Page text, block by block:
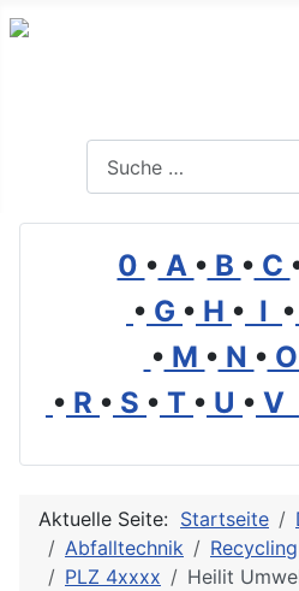
0 • A • B • C
• G • H • I •
• M • N • O
• R • S • T • U • V
Aktuelle Seite: Startseite
Abfalltechnik
Recycling
PLZ 4xxxx
Heilit